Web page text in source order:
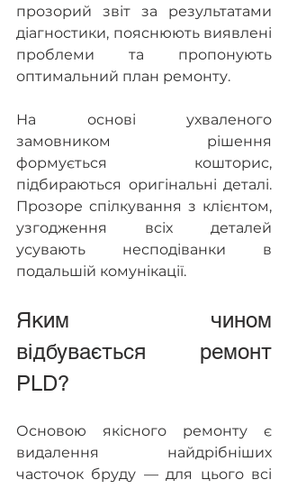
прозорий звіт за результатами
діагностики, пояснюють виявлені
проблеми та пропонують
оптимальний план ремонту.
На основі ухваленого
замовником рішення
формується кошторис,
підбираються оригінальні деталі.
Прозоре спілкування з клієнтом,
узгодження всіх деталей
усувають несподіванки в
подальшій комунікації.
Яким чином
відбувається ремонт
PLD?
Основою якісного ремонту є
видалення найдрібніших
часточок бруду — для цього всі